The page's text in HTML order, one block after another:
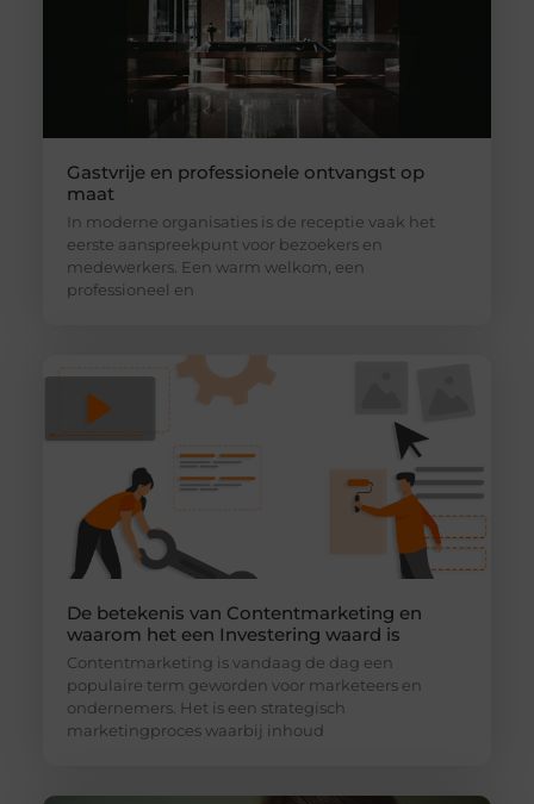
Gastvrije en professionele ontvangst op
maat
In moderne organisaties is de receptie vaak het
eerste aanspreekpunt voor bezoekers en
medewerkers. Een warm welkom, een
professioneel en
De betekenis van Contentmarketing en
waarom het een Investering waard is
Contentmarketing is vandaag de dag een
populaire term geworden voor marketeers en
ondernemers. Het is een strategisch
marketingproces waarbij inhoud